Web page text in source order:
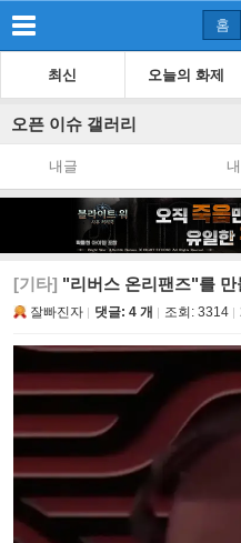
홈
최신 오늘의 화제
오픈 이슈 갤러리
내글
[기타] "리버스 온리팬즈"를
잘빠진자 댓글: 4 개 조회: 3314